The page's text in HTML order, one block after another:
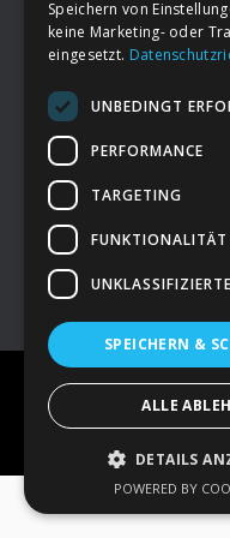
FooterDeine Spende
→ Impressum
→Kontakt zum
COPYRIGHT ©
FRAMEWORK·
Speichern von
keine Marketing- oder
eingesetzt.
UNBEDINGT
PERFORMANCE
TARGETING
FUNKTIONALITÄT
UNKLASSIFIZIERTE
SPEICHERN &
ALLE
DETAILS
POWERED BY